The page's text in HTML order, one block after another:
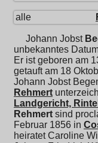
alle
Johann Jobst
unbekanntes
Er ist geboren am
getauft am 18
Johann Jobst
Rehmert
Landgericht,
Rehmert sind
Februar 1856 in
heiratetCaroline